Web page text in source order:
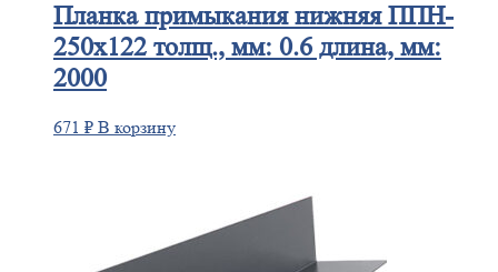
Планкапримыкания нижняя ППН-
250х122 толщ., мм: 0.6 длина, мм:
2000
671 ₽ В корзину